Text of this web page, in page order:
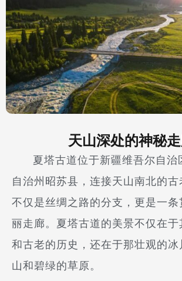
天山深处的神秘
夏塔古道位于新疆维吾尔自治
自治州昭苏县，连接天山南北的古
不仅是丝绸之路的分支，更是一
丽走廊。夏塔古道的美景不仅在于
和古老的历史，还在于那壮观的冰
山和碧绿的草原。